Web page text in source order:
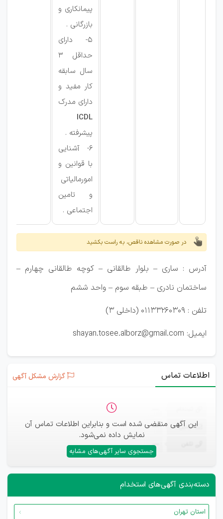
پیمانکاری و
بازرگانی .
5- دارای
حداقل 3
سال سابقه
کار مفید و
دارای مدرک
ICDL
پیشرفته .
6- آشنایی
با قوانین و
امورمالیاتی
و تامین
اجتماعی .
در صورت مشاهده ناقص، به راست بکشید
آدرس : ساری – بلوار طالقانی – کوچه طالقانی چهارم –
ساختمان نادری – طبقه سوم – واحد ششم
تلفن : 01133260309 (داخلی 3)
ایمیل: shayan.tosee.alborz@gmail.com
اطلاعات تماس گزارش مشکل آگهی
این آگهی منقضی شده است و بنابراین اطلاعات تماس آن
نمایش داده نمی‌شود.
جستجوی سایر آگهی‌های مشابه
ایمیل —
—
دسته‌بندی آگهی‌های استخدام
استان تهران